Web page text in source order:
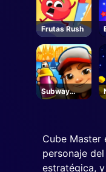
Frutas Rush
Subway
Surfers
Cube Master
personaje
estratégica,